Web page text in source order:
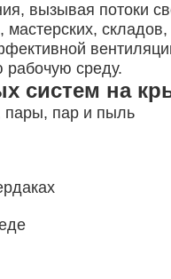
вызывая
среду.
систем на
пары, пар и пыль